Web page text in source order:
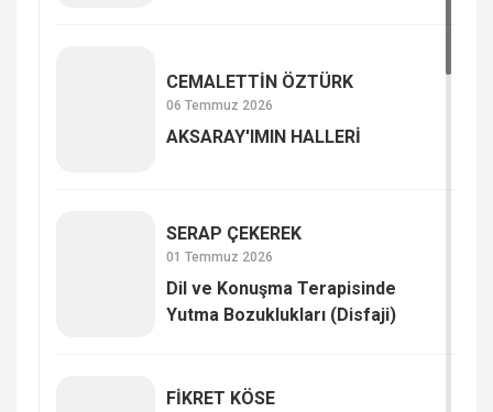
CEMALETTİN ÖZTÜRK
06 Temmuz 2026
AKSARAY'IMIN HALLERİ
SERAP ÇE­KE­REK
01 Temmuz 2026
Dil ve Konuşma Terapisinde
Yutma Bozuklukları (Disfaji)
FİKRET KÖSE